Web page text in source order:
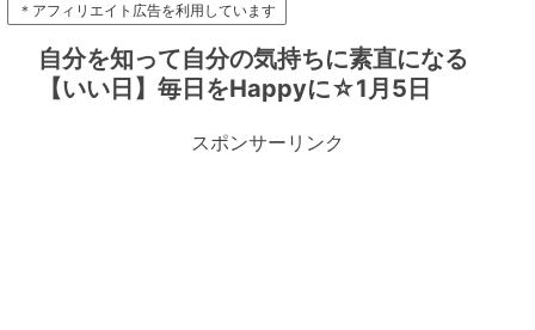
＊アフィリエイト広告を利用しています
自分を知って自分の気持ちに素直になる
【いい日】毎日をHappyに☆1月5日
スポンサーリンク